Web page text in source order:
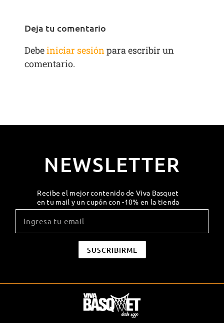
Deja tu comentario
Debeiniciar sesiónpara escribir un
comentario.
NEWSLETTER
Recibe el mejor contenido de Viva Basquet
en tu mail y un cupón con -10% en la tienda